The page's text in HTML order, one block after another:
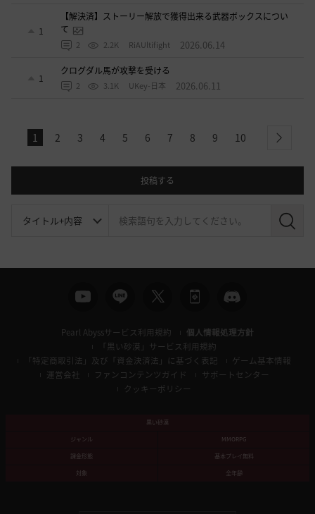
1
【解決済】ストーリー解放で獲得出来る武器ボックスについ
て
2 2.2K RiAUltifight 2026.06.14
1
クログダル馬が攻撃を受ける
2 3.1K UKey-日本 2026.06.11
1 2 3 4 5 6 7 8 9 10 next
投稿する
検
Pearl Abyssサービス利用規約
個人情報処理方針
「黒い砂漠」サービス利用規約
「特定商取引法」及び「資金決済法」に基づく表記
ゲーム基本情報
運営会社
ファンコンテンツガイド
サポートセンター
クッキーポリシー
黒い砂漠
ジャンル
MMORPG
課金形態
基本プレイ無料
対象
全年齢